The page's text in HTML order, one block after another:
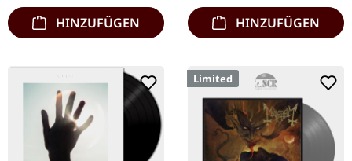
HINZUFÜGEN HINZUFÜGEN
Limited